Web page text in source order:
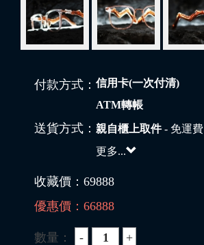
付款方式： 信用卡(一次付清)
ATM轉帳
送貨方式： 親自櫃上取件- 免運費
更多...
收藏價： 69888
優惠價： 66888
數量：